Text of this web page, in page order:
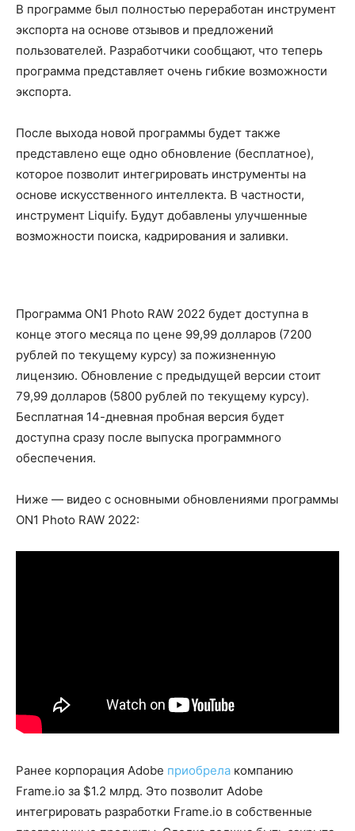
В программе был полностью переработан инструмент
экспорта на основе отзывов и предложений
пользователей. Разработчики сообщают, что теперь
программа представляет очень гибкие возможности
экспорта.
После выхода новой программы будет также
представлено еще одно обновление (бесплатное),
которое позволит интегрировать инструменты на
основе искусственного интеллекта. В частности,
инструмент Liquify. Будут добавлены улучшенные
возможности поиска, кадрирования и заливки.
Программа ON1 Photo RAW 2022 будет доступна в
конце этого месяца по цене 99,99 долларов (7200
рублей по текущему курсу) за пожизненную
лицензию. Обновление с предыдущей версии стоит
79,99 долларов (5800 рублей по текущему курсу).
Бесплатная 14-дневная пробная версия будет
доступна сразу после выпуска программного
обеспечения.
Ниже — видео с основными обновлениями программы
ON1 Photo RAW 2022:
Ранее корпорация Adobe приобрела компанию
Frame.io за $1.2 млрд. Это позволит Adobe
интегрировать разработки Frame.io в собственные